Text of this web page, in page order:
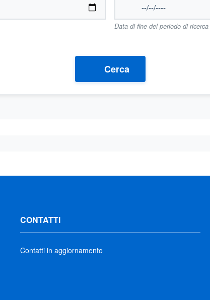
Data di fine del periodo di ricerca
Cerca
CONTATTI
Contatti in aggiornamento